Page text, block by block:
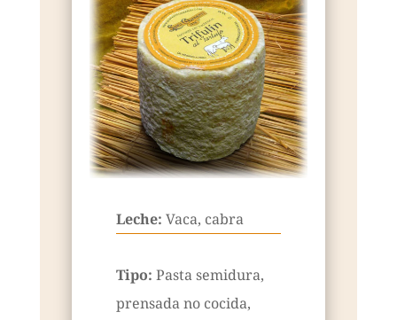
Leche: Vaca, cabra
Tipo: Pasta semidura,
prensada no cocida,